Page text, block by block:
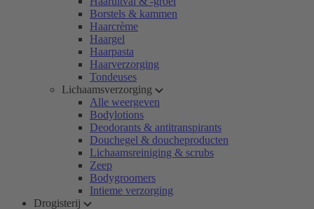
Borstels & kammen
Haarcrème
Haargel
Haarpasta
Haarverzorging
Tondeuses
Lichaamsverzorging
Alle weergeven
Bodylotions
Deodorants & antitranspirants
Douchegel & doucheproducten
Lichaamsreiniging & scrubs
Zeep
Bodygroomers
Intieme verzorging
Drogisterij